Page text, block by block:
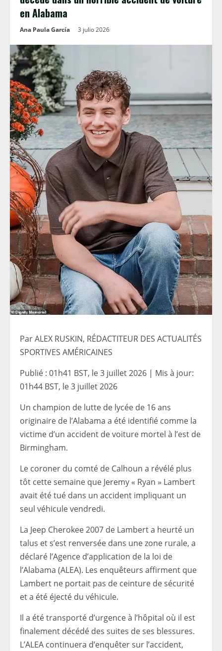
en Alabama
Ana Paula García 3 julio 2026
Par ALEX RUSKIN, RÉDACTITEUR DES ACTUALITÉS
SPORTIVES AMÉRICAINES
Publié : 01h41 BST, le 3 juillet 2026 | Mis à jour:
01h44 BST, le 3 juillet 2026
Un champion de lutte de lycée de 16 ans
originaire de l’Alabama a été identifié comme la
victime d’un accident de voiture mortel à l’est de
Birmingham.
Le coroner du comté de Calhoun a révélé plus
tôt cette semaine que Jeremy « Ryan » Lambert
avait été tué dans un accident impliquant un
seul véhicule vendredi.
La Jeep Cherokee 2007 de Lambert a heurté un
talus et s’est renversée dans une zone rurale, a
déclaré l’Agence d’application de la loi de
l’Alabama (ALEA). Les enquêteurs affirment que
Lambert ne portait pas de ceinture de sécurité
et a été éjecté du véhicule.
Il a été transporté d’urgence à l’hôpital où il est
finalement décédé des suites de ses blessures.
L’ALEA continuera d’enquêter sur l’accident,